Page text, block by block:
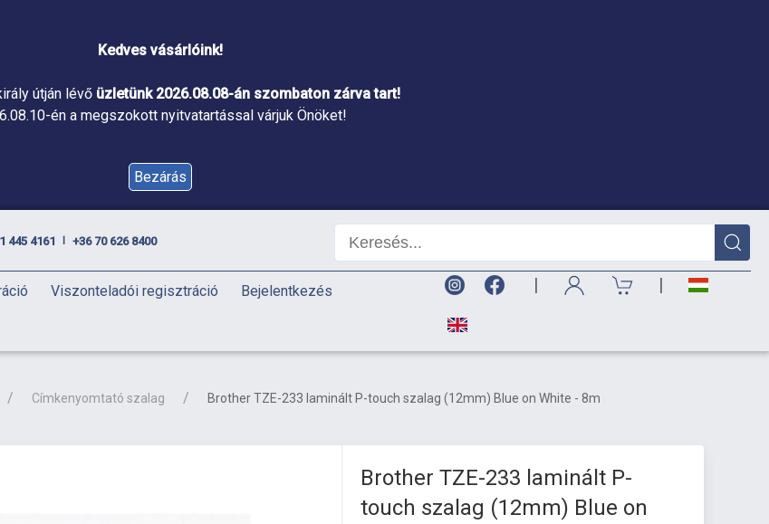
Kedves vásárlóink!
útján lévő üzletünk 2026.08.08-án szombaton zárva tart!
én a megszokott nyitvatartással várjuk Önöket!
Bezárás
445 4161 +36 70 626 8400
Viszonteladói regisztráció Bejelentkezés | |
Címkenyomtató szalag Brother TZE-233 laminált P-touch szalag (12mm) Blue on White - 8m
Brother TZE-233 laminált P-
touch szalag (12mm) Blue on